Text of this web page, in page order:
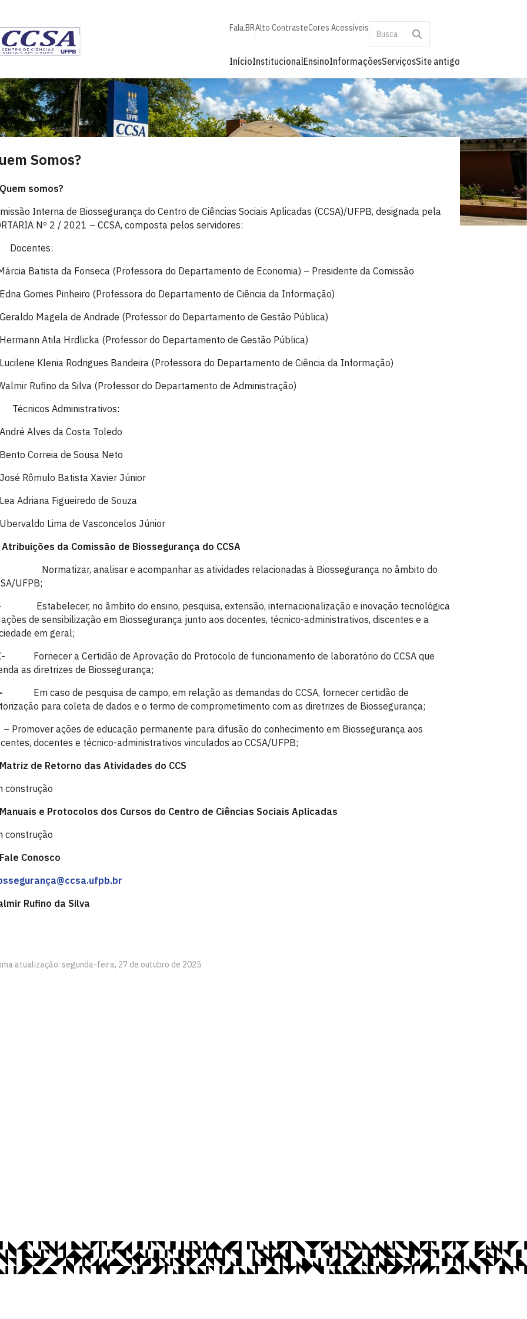
Fala.BRAlto ContrasteCores Acessíveis
InícioInstitucionalEnsinoInformaçõesServiçosSite antigo
Somos?
somos?
Interna de Biossegurança do Centro de Ciências Sociais Aplicadas (CCSA)/UFPB, designada pela
Nº 2 / 2021 – CCSA, composta pelos servidores:
Docentes:
Batista da Fonseca (Professora do Departamento de Economia) – Presidente da Comissão
Gomes Pinheiro (Professora do Departamento de Ciência da Informação)
Magela de Andrade (Professor do Departamento de Gestão Pública)
Atila Hrdlicka (Professor do Departamento de Gestão Pública)
Klenia Rodrigues Bandeira (Professora do Departamento de Ciência da Informação)
Rufino da Silva (Professor do Departamento de Administração)
Técnicos Administrativos:
Alves da Costa Toledo
Correia de Sousa Neto
Rômulo Batista Xavier Júnior
Adriana Figueiredo de Souza
Lima de Vasconcelos Júnior
Atribuições da Comissão de Biossegurança do CCSA
Normatizar, analisar e acompanhar as atividades relacionadas à Biossegurança no âmbito do
UFPB;
Estabelecer, no âmbito do ensino, pesquisa, extensão, internacionalização e inovação tecnológica
de sensibilização em Biossegurança junto aos docentes, técnico-administrativos, discentes e a
em geral;
Fornecer a Certidão de Aprovação do Protocolo de funcionamento de laboratório do CCSA que
as diretrizes de Biossegurança;
Em caso de pesquisa de campo, em relação as demandas do CCSA, fornecer certidão de
para coleta de dados e o termo de comprometimento com as diretrizes de Biossegurança;
– Promover ações de educação permanente para difusão do conhecimento em Biossegurança aos
docentes e técnico-administrativos vinculados ao CCSA/UFPB;
de Retorno das Atividades do CCS
construção
e Protocolos dos Cursos do Centro de Ciências Sociais Aplicadas
construção
Conosco
Rufino da Silva
atualização: segunda-feira, 27 de outubro de 2025